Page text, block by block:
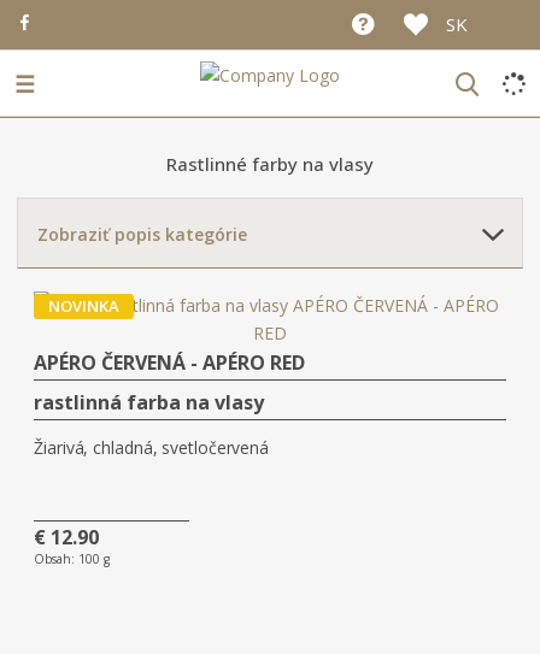
SK
☰
Rastlinné farby na vlasy
Zobraziť popis kategórie
NOVINKA
APÉRO ČERVENÁ - APÉRO RED
rastlinná farba na vlasy
Žiarivá, chladná, svetločervená
€ 12.90
Obsah: 100 g